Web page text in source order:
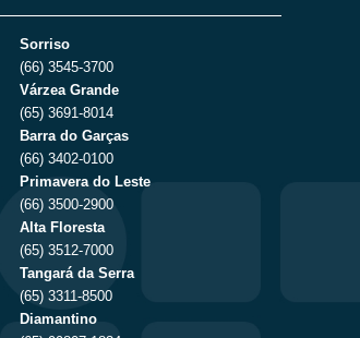
Sorriso
(66) 3545-3700
Várzea Grande
(65) 3691-8014
Barra do Garças
(66) 3402-0100
Primavera do Leste
(66) 3500-2900
Alta Floresta
(65) 3512-7000
Tangará da Serra
(65) 3311-8500
Diamantino